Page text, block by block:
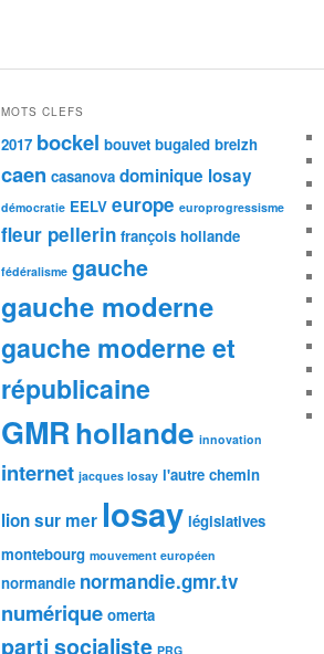
MOTS CLEFS
2017 bockel bouvet bugaled breizh
caen casanova dominique losay
démocratie EELV europe europrogressisme
fleur pellerin françois hollande
fédéralisme gauche
gauche moderne
gauche moderne et
républicaine
GMRhollande innovation
internet jacques losay l'autre chemin
lion sur mer losay législatives
montebourg mouvement européen
normandie normandie.gmr.tv
numérique omerta
parti socialiste PRG